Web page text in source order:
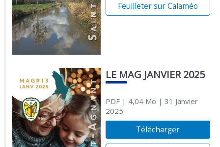
Feuilleter sur Calaméo
LE MAG JANVIER 2025
PDF| 4,04 Mo | 31 Janvier
2025
Télécharger